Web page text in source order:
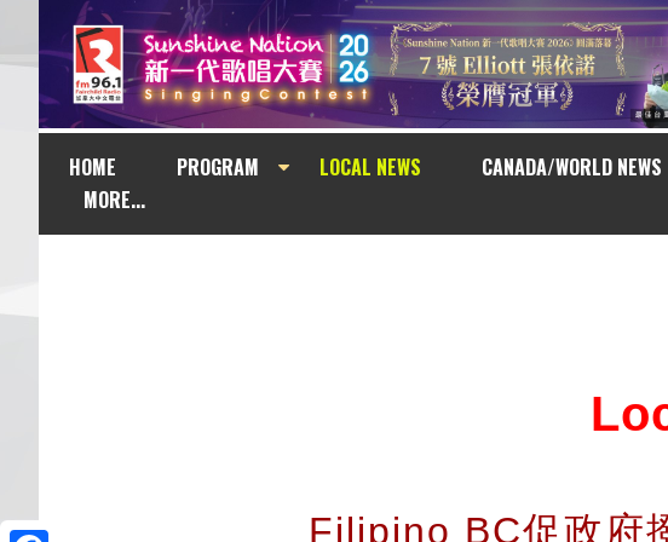
HOME PROGRAM LOCAL NEWS CANADA/WORLD NEWS
MORE...
Filipino BC促政府